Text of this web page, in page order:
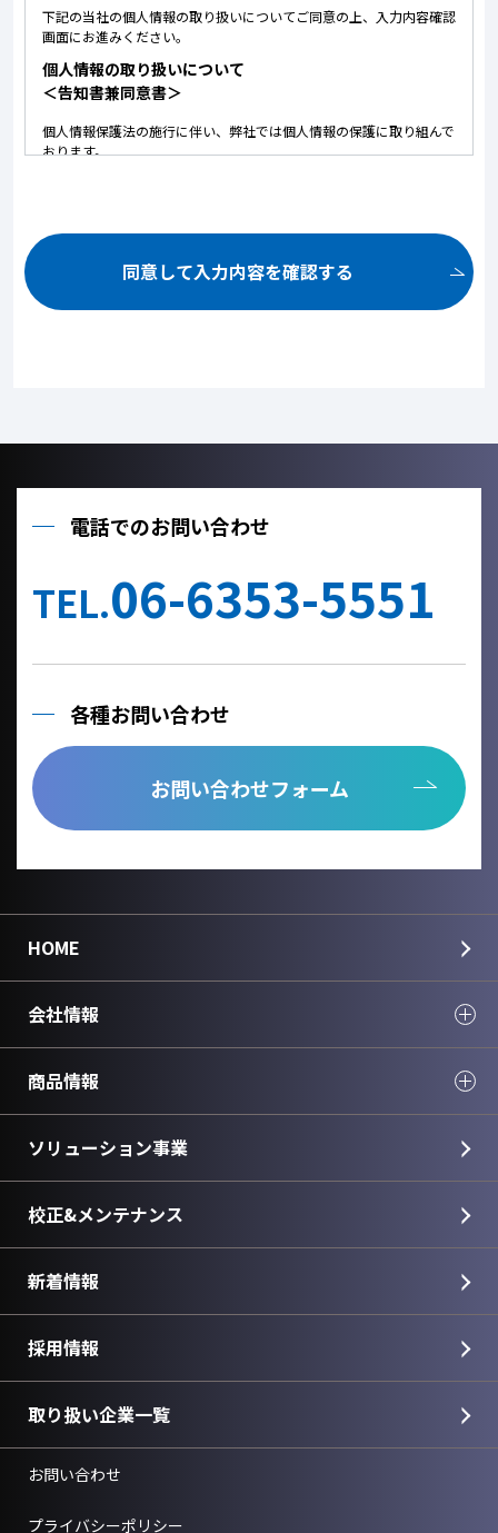
下記の当社の個人情報の取り扱いについてご同意の上、入力内容確認
画面にお進みください。
個人情報の取り扱いについて
＜告知書兼同意書＞
個人情報保護法の施行に伴い、弊社では個人情報の保護に取り組んで
おります。
お問い合せ頂いた内容に関して、必要な書類の郵送のため。
ん。
利用目的の達成に必要な範囲内において、個人情報の取扱いを他
他の事業者へ個人情報を委託する場合は、個人情報保護体制が整
を締結いたします。
当社への個人情報の利用目的の通知、開示、内容の訂正、追加ま
報の取り扱いに関する苦情は、以下の連絡先までご連絡くださ
Cookie情報としましては、今後のより良い情報提供を目指す為の
個人情報のご入力は任意ですが、正しく入力されていない場合に
国華電機株式会社
同意して入力内容を確認する
電話でのお問い合わせ
TEL.06-6353-5551
各種お問い合わせ
お問い合わせフォーム
HOME
会社情報
商品情報
ソリューション事業
校正&メンテナンス
新着情報
採用情報
取り扱い企業一覧
お問い合わせ
プライバシーポリシー